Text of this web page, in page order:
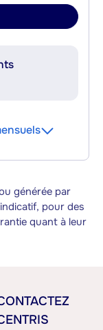
générée par
pour des
quant à leur